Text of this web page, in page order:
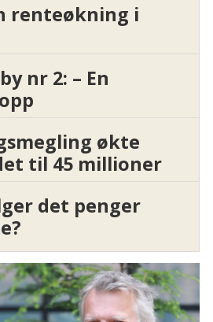
renteøkning i
nr 2: – En
økte
til 45 millioner
det penger